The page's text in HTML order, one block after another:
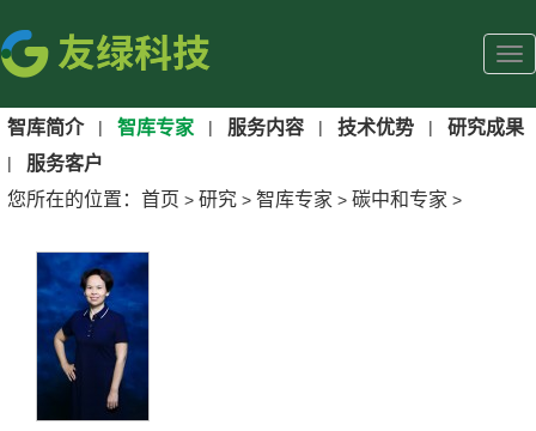
智库简介 | 智库专家 | 服务内容 | 技术优势 | 研究成果
|
服务客户
您所在的位置： 首页 > 研究 > 智库专家 > 碳中和专家 >